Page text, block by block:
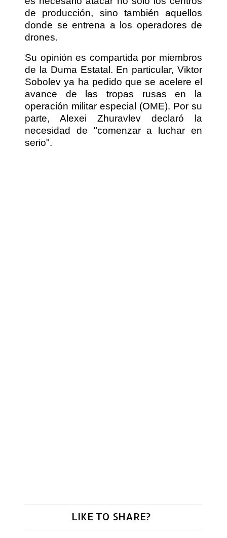
de producción, sino también aquellos
donde se entrena a los operadores de
drones.
Su opinión es compartida por miembros
de la Duma Estatal. En particular, Viktor
Sobolev ya ha pedido que se acelere el
avance de las tropas rusas en la
operación militar especial (OME). Por su
parte, Alexei Zhuravlev declaró la
necesidad de "comenzar a luchar en
serio".
LIKE TO SHARE?